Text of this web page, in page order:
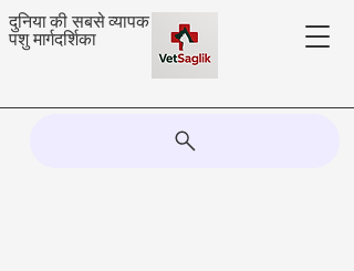
दुनिया की सबसे व्यापक
पशु मार्गदर्शिका